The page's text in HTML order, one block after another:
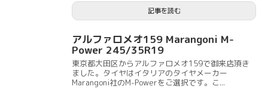
記事を読む
アルファロメオ159 Marangoni M-
Power 245/35R19
東京都大田区からアルファロメオ159で御来店頂き
ました。タイヤはイタリアのタイヤメーカー
Marangoni社のM-Powerをご選択です。こ...